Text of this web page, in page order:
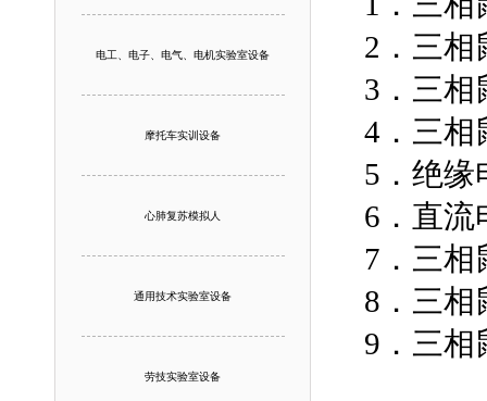
电工、电子、电气、电机实验室设备
摩托车实训设备
心肺复苏模拟人
通用技术实验室设备
劳技实验室设备
2．三相
3．三相
4．三相
5．绝缘
6．直流
7．三相
8．三相
9．三相